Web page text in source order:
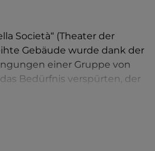
Società“ (Theater der
Gebäude wurde dank der
einer Gruppe von
Bedürfnis verspürten, der